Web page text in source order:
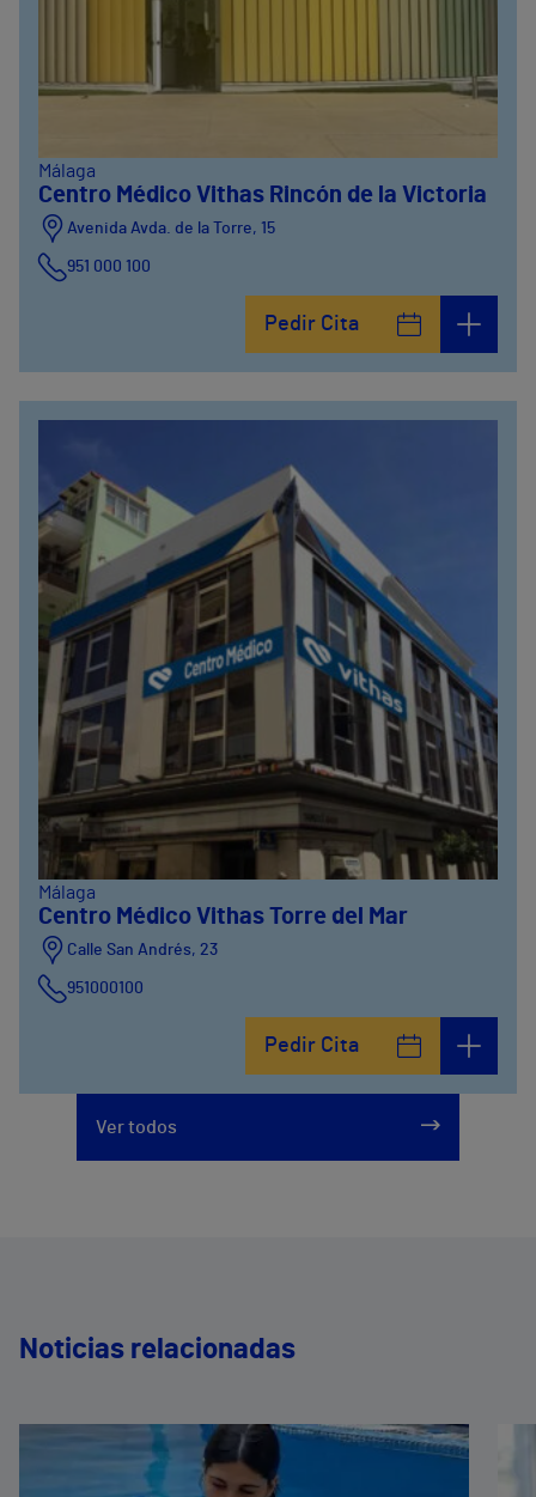
Málaga
Centro Médico Vithas Rincón de la Victoria
Avenida Avda. de la Torre, 15
951 000 100
951 000 100
Pedir Cita
Málaga
Centro Médico Vithas Torre del Mar
Calle San Andrés, 23
951000100
Pedir Cita
Ver todos
Noticias relacionadas